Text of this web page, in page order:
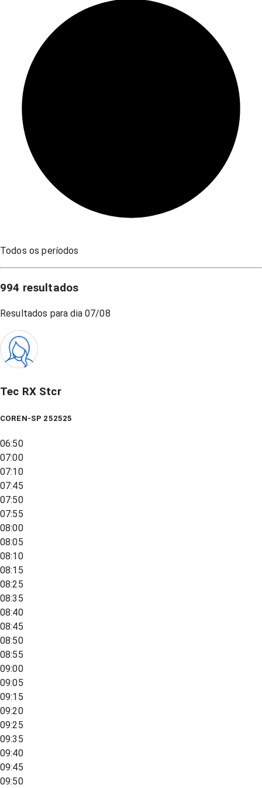
Todos os períodos
994 resultados
Resultados para dia07/08
Tec RX Stcr
COREN-SP 252525
06:50
07:00
07:10
07:45
07:50
07:55
08:00
08:05
08:10
08:15
08:25
08:35
08:40
08:45
08:50
08:55
09:00
09:05
09:15
09:20
09:25
09:35
09:40
09:45
09:50